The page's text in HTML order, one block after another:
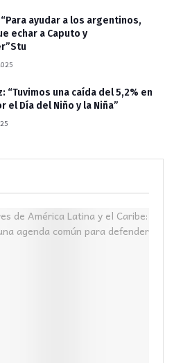
ayudar a los argentinos,
echar a Caputo y
“Tuvimos una caída del 5,2% en
el Día del Niño y la Niña”